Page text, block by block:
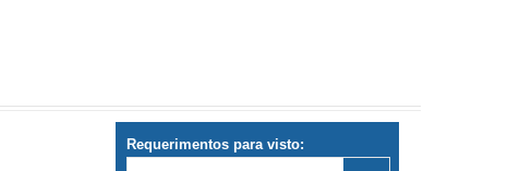
Requerimentos para visto: